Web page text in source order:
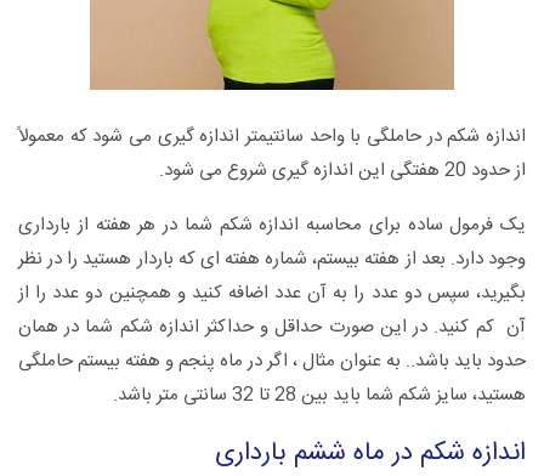
اندازه شکم در حاملگی با واحد سانتیمتر اندازه گیری می شود که معمولاً
از حدود 20 هفتگی این اندازه گیری شروع می شود.
یک فرمول ساده برای محاسبه اندازه شکم شما در هر هفته از بارداری
وجود دارد. بعد از هفته بیستم، شماره هفته ای که باردار هستید را در نظر
بگیرید، سپس دو عدد را به آن عدد اضافه کنید و همچنین دو عدد را از
آن کم کنید. در این صورت حداقل و حداکثر اندازه شکم شما در همان
حدود باید باشد.. به عنوان مثال ، اگر در ماه پنجم و هفته بیستم حاملگی
هستید، سایز شکم شما باید بین 28 تا 32 سانتی متر باشد.
اندازه شکم در ماه ششم بارداری